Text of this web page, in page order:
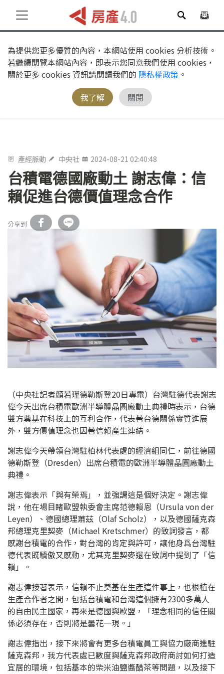
為提供您更多優質的內容，本網站使用 cookies 分析技術。
若繼續閱覽本網站內容，即表示您同意我們使用 cookies，
關於更多 cookies 資訊請閱讀我們的 隱私權政策 。
我了解
關閉
產經脈動 中央社 2024-08-21 02:40:48
台積電德國廠動土 謝志偉：信
賴促進台德價值理念合作
分享到
（中央社記者顏若瑾德勒斯登20日專電）台灣駐德代表謝志
偉今天出席台積電歐洲半導體晶圓廠動土典禮時表示，台德
雙方奠基在科技上的互利合作，代表著台德關係實質進展
外，雙方價值理念也因著信賴產生連結。
謝志偉今天帶領台灣駐柏林代表處的經濟組同仁，前往德國
德勒斯登（Dresden）出席台積電的歐洲半導體晶圓廠動土
典禮。
謝志偉表示「與有榮焉」，並強調這是個好決定。謝志偉
說，他在場目睹歐盟執委會主席范德賴恩（Ursula von der
Leyen）、德國總理蕭茲（Olaf Scholz），以及德國薩克森
邦總理克里契麥（Michael Kretschmer）的致詞發言，都
感謝台積電的合作，對台灣的肯定與許可，讓他身爲台灣駐
德代表既驕傲又感動，尤其克里契麥還在致詞中提到了「信
賴」。
謝志偉接著表示，信賴不止奠基在生產這件事上，也根植在
生產合作者之間，包括台積電和台灣這個擁有2300多萬人
的自由民主國家，再來是德國與歐盟，「理念相同的信任關
係必須存在，否則將是曇花一現。」
謝志偉指出，接下來將會有更多台積電員工與協力廠商進駐
薩克森邦，我方代表處已數度與薩克森邦政府商討如何打造
宜居的環境，包括基本的柴米油鹽醬醋茶等問題，以及接下